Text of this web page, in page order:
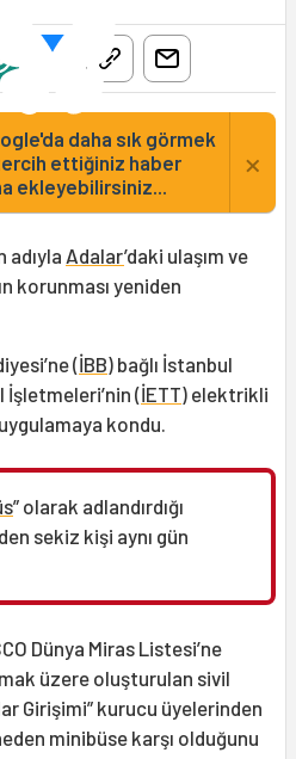
daha sık görmek
ettiğiniz haber
ekleyebilirsiniz...
×
adıyla Adalar’daki ulaşım ve
korunması yeniden
(İBB) bağlı İstanbul
(İETT) elektrikli
kondu.
” olarak adlandırdığı
sekiz kişi aynı gün
Dünya Miras Listesi’ne
üzere oluşturulan sivil
Girişimi” kurucu üyelerinden
minibüse karşı olduğunu